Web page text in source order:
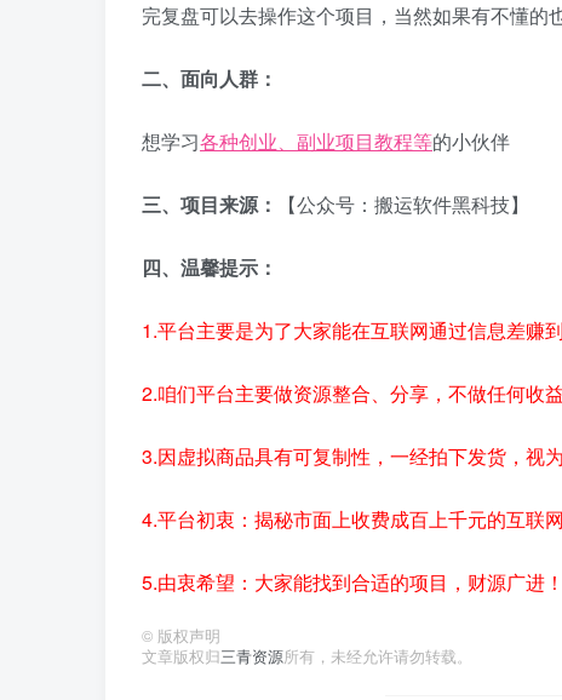
完复盘可以去操作这个项目，当然如果有不懂的
二、面向人群：
想学习各种创业、副业项目教程等的小伙伴
三、项目来源： 【公众号：搬运软件黑科技】
四、温馨提示：
1.平台主要是为了大家能在互联网通过信息差赚
2.咱们平台主要做资源整合、分享，不做任何收
3.因虚拟商品具有可复制性，一经拍下发货，视
4.平台初衷：揭秘市面上收费成百上千元的互联
5.由衷希望：大家能找到合适的项目，财源广进！
© 版权声明
文章版权归三青资源所有，未经允许请勿转载。